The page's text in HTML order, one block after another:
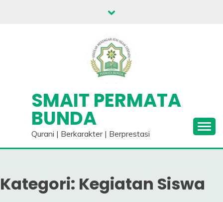
SMAIT PERMATA
BUNDA
Qurani | Berkarakter | Berprestasi
Kategori: Kegiatan Siswa